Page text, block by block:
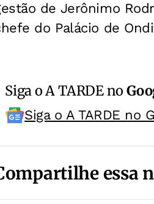
de Jerônimo
do Palácio de
Siga o A TARDE no
Siga o A TARDE no
essa